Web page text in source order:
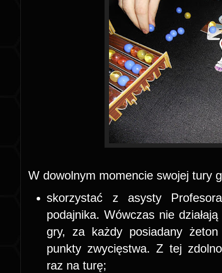
W dowolnym momencie swojej tury
skorzystać z asysty
podajnika. Wówczas nie
gry, za każdy posiadany
punkty zwycięstwa. Z tej
raz na turę;